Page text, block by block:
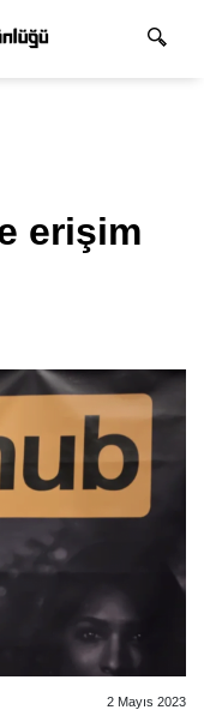
erişim
2 Mayıs 2023